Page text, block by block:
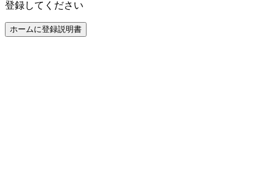
登録してください
ホームに登録説明書